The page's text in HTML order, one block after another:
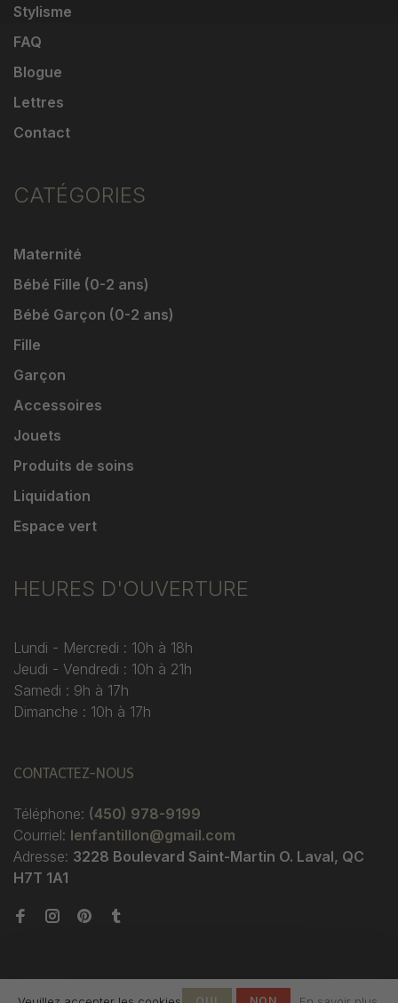
Stylisme
FAQ
Blogue
Lettres
Contact
CATÉGORIES
Maternité
Bébé Fille (0-2 ans)
Bébé Garçon (0-2 ans)
Fille
Garçon
Accessoires
Jouets
Produits de soins
Liquidation
Espace vert
HEURES D'OUVERTURE
Lundi - Mercredi : 10h à 18h
Jeudi - Vendredi : 10h à 21h
Samedi : 9h à 17h
Dimanche : 10h à 17h
CONTACTEZ-NOUS
Téléphone: (450) 978-9199
Courriel: lenfantillon@gmail.com
Adresse: 3228 Boulevard Saint-Martin O. Laval, QC
H7T 1A1